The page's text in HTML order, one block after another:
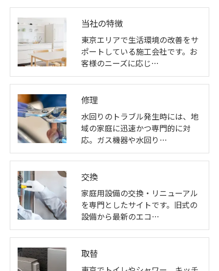
当社の特徴
東京エリアで生活環境の改善をサ
ポートしている施工会社です。お
客様のニーズに応じ…
修理
水回りのトラブル発生時には、地
域の家庭に迅速かつ専門的に対
応。ガス機器や水回り…
交換
家庭用設備の交換・リニューアル
を専門としたサイトです。旧式の
設備から最新のエコ…
取替